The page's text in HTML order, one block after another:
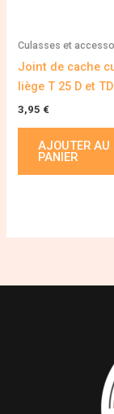
Culasses et
Joint de cache
liège T 25 D et TD
3,95 €
AJOUTER AU
PANIER